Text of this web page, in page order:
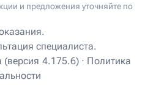
и предложения уточняйте по
4.175.6) · Политика
специалиста.